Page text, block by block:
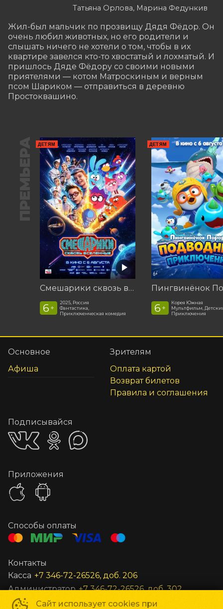
Татьяна Орлова, Марина Федункив
Жил-был мальчик по прозвищу Дядя Фёдор. Он
очень любил животных, но его родители и
слышать ничего не хотели о том, чтобы в их
квартире завелся кто-то хвостатый и лохматый. И
пришлось Дяде Фёдору со своими новыми
приятелями — котом Матроскиным и верным
псом Шариком — отправиться в деревню
Простоквашино.
ПРЕМЬЕРА ДЕТЯМ
Смешарики сквозь вселенные
6 +
2025, Россия
Фантастика,
Приключенческая комедия
ДЕТЯМ
6 +
Корея Южная
Мультфильм,
Приключения
Сайт использует cookies при
Основное
Афиша
Зрителям
Оплата картой
Возврат билетов
Правила и соглашения
Подписывайся
Приложения
Способы оплаты
Контакты
Касса +7 346-72-26526, доб. 206
Администратор +7 346-72-26526, доб. 302
Заведующий +7 346-72-26526, доб. 301